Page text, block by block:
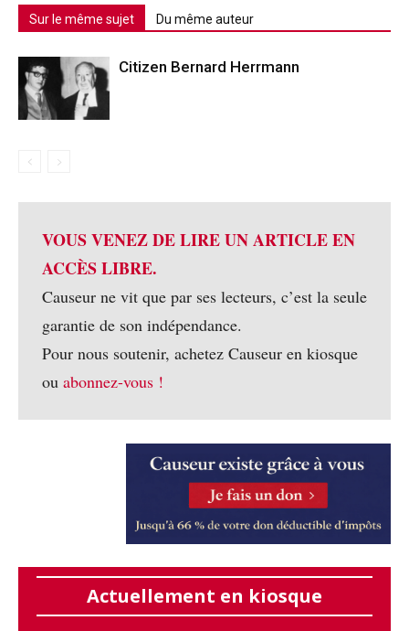
Sur le même sujet Du même auteur
Citizen Bernard Herrmann
VOUS VENEZ DE LIRE UN ARTICLE EN
ACCÈS LIBRE.
Causeur ne vit que par ses lecteurs, c’est la seule
garantie de son indépendance.
Pour nous soutenir, achetez Causeur en kiosque
ou abonnez-vous !
Actuellement en kiosque